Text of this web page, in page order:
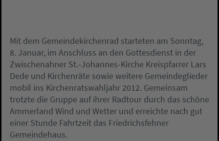
Mit dem Gemeindekirchenrad starteten am Sonntag,
8. Januar, im Anschluss an den Gottesdienst in der
Zwischenahner St.-Johannes-Kirche Kreispfarrer Lars
Dede und Kirchenräte sowie weitere Gemeindeglieder
mobil ins Kirchenratswahljahr 2012. Gemeinsam
trotzte die Gruppe auf ihrer Radtour durch das schöne
Ammerland Wind und Wetter und erreichte nach gut
einer Stunde Fahrtzeit das Friedrichsfehner
Gemeindehaus.